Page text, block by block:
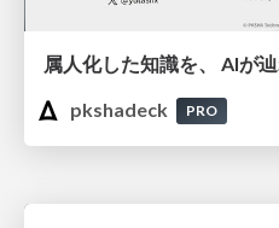
属人化した知識を、 AIが
pkshadeck
PRO